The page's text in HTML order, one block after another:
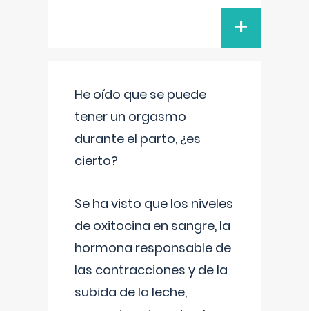
+
He oído que se puede
tener un orgasmo
durante el parto, ¿es
cierto?
Se ha visto que los niveles
de oxitocina en sangre, la
hormona responsable de
las contracciones y de la
subida de la leche,